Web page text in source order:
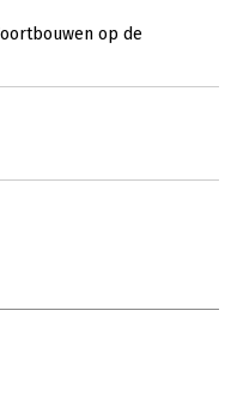
op de